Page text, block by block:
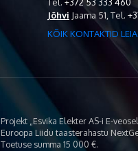
Jõhvi Jaama 51, Tel.
KÕIK KONTAKTID
Projekt „Esvika Elekter AS-i E-
Euroopa Liidu taasterahastu
Toetuse summa 15 000 €.